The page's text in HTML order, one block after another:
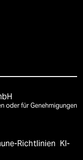
oder für Genehmigungen
Richtlinien KI-